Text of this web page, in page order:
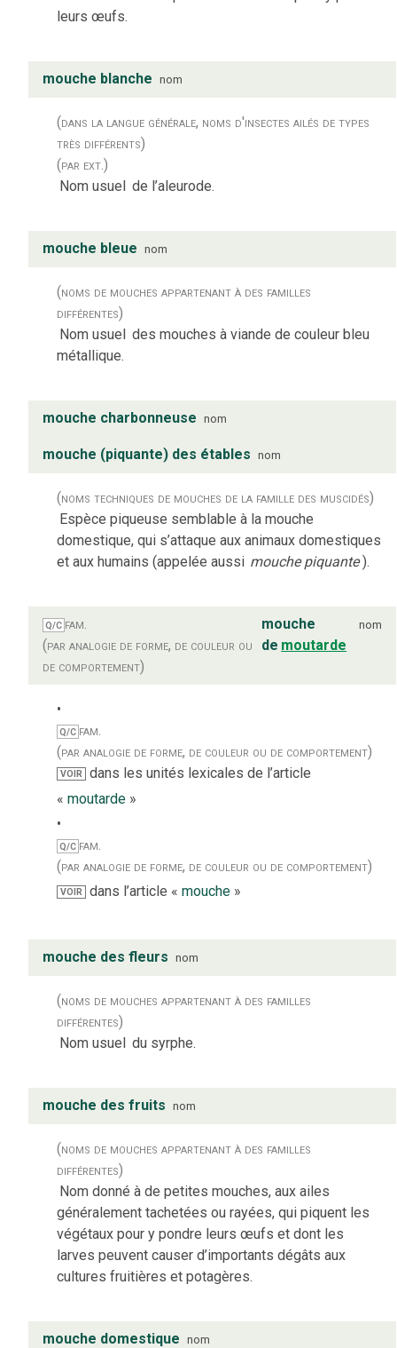
leurs œufs.
mouche blanche nom
(dans la langue générale, noms d'insectes ailés de types
très différents)
(par ext.)
Nom usuel de l’aleurode.
mouche bleue nom
(noms de mouches appartenant à des familles
différentes)
Nom usuel des mouches à viande de couleur bleu
métallique.
mouche charbonneuse nom
mouche (piquante) des étables nom
(noms techniques de mouches de la famille des muscidés)
Espèce piqueuse semblable à la mouche
domestique, qui s’attaque aux animaux domestiques
et aux humains (appelée aussi mouche piquante).
Q/C fam.
(par analogie de forme, de couleur ou
de comportement)
mouche
de moutarde
nom
Q/C fam.
(par analogie de forme, de couleur ou de comportement)
VOIR
dans les unités lexicales de l’article
« moutarde »
Q/C fam.
(par analogie de forme, de couleur ou de comportement)
VOIR dans l’article «mouche »
mouche des fleurs nom
(noms de mouches appartenant à des familles
différentes)
Nom usuel du syrphe.
mouche des fruits nom
(noms de mouches appartenant à des familles
différentes)
Nom donné à de petites mouches, aux ailes
généralement tachetées ou rayées, qui piquent les
végétaux pour y pondre leurs œufs et dont les
larves peuvent causer d’importants dégâts aux
cultures fruitières et potagères.
mouche domestique nom